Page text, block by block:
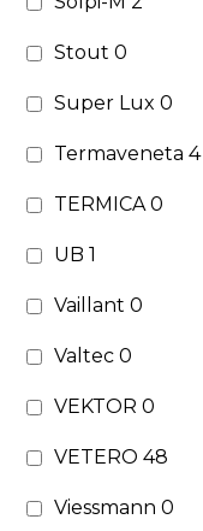
Stout0
Super Lux0
Termaveneta4
TERMICA0
UB1
Vaillant0
Valtec0
VEKTOR0
VETERO48
Viessmann0